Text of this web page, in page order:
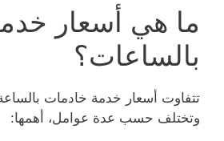
ما هي أسعار
بالساعات؟
تتفاوت أسعار خدمة خادمات
وتختلف حسب عدة عوامل، أهمها: